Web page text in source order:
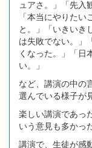
ュアさ。」「先入
「本当にやりた
と。」「いきいき
は失敗でない。」
くなった。」「日
い。」
など、講演の中の
選んでいる様子が
楽しい講演であっ
いう意見も多かっ
講演で、生徒が感